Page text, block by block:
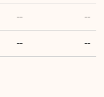
--
--
--
--